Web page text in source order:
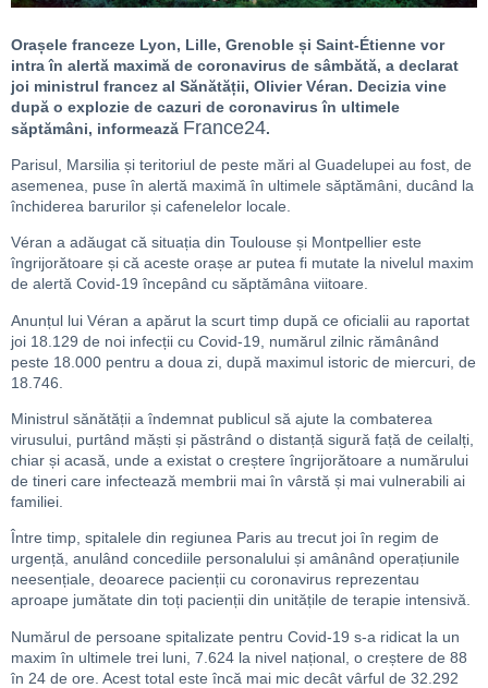
Orașele franceze Lyon, Lille, Grenoble și Saint-Étienne vor
intra în alertă maximă de coronavirus de sâmbătă, a declarat
joi ministrul francez al Sănătății, Olivier Véran. Decizia vine
după o explozie de cazuri de coronavirus în ultimele
săptămâni, informează France24.
Parisul, Marsilia și teritoriul de peste mări al Guadelupei au fost, de
asemenea, puse în alertă maximă în ultimele săptămâni, ducând la
închiderea barurilor și cafenelelor locale.
Véran a adăugat că situația din Toulouse și Montpellier este
îngrijorătoare și că aceste orașe ar putea fi mutate la nivelul maxim
de alertă Covid-19 începând cu săptămâna viitoare.
Anunțul lui Véran a apărut la scurt timp după ce oficialii au raportat
joi 18.129 de noi infecții cu Covid-19, numărul zilnic rămânând
peste 18.000 pentru a doua zi, după maximul istoric de miercuri, de
18.746.
Ministrul sănătății a îndemnat publicul să ajute la combaterea
virusului, purtând măști și păstrând o distanță sigură față de ceilalți,
chiar și acasă, unde a existat o creștere îngrijorătoare a numărului
de tineri care infectează membrii mai în vârstă și mai vulnerabili ai
familiei.
Între timp, spitalele din regiunea Paris au trecut joi în regim de
urgență, anulând concediile personalului și amânând operațiunile
neesențiale, deoarece pacienții cu coronavirus reprezentau
aproape jumătate din toți pacienții din unitățile de terapie intensivă.
Numărul de persoane spitalizate pentru Covid-19 s-a ridicat la un
maxim în ultimele trei luni, 7.624 la nivel național, o creștere de 88
în 24 de ore. Acest total este încă mai mic decât vârful de 32.292